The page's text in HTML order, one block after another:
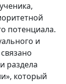
потенциала.
и
раздела
который